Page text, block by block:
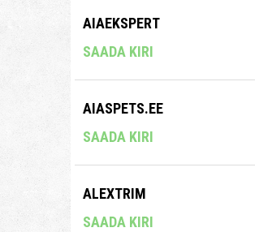
AIAEKSPERT
SAADA KIRI
AIASPETS.EE
SAADA KIRI
ALEXTRIM
SAADA KIRI